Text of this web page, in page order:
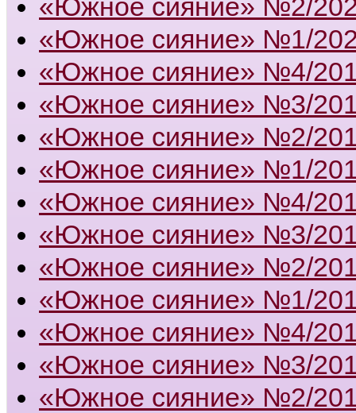
«Южное сияние» №2/
«Южное сияние» №1/
«Южное сияние» №4/
«Южное сияние» №3/
«Южное сияние» №2/
«Южное сияние» №1/
«Южное сияние» №4/
«Южное сияние» №3/
«Южное сияние» №2/
«Южное сияние» №1/
«Южное сияние» №4/
«Южное сияние» №3/
«Южное сияние» №2/